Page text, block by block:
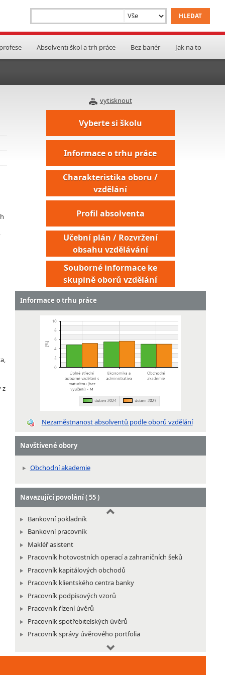
Absolventi škol a trh práce Bez bariér Jak na to
vytisknout
z
Vyberte si školu
Informace o trhu práce
Charakteristika oboru /
vzdělání
Profil absolventa
Učební plán / Rozvržení
obsahu vzdělávání
Souborné informace ke
skupině oborů vzdělání
Informace o trhu práce
Nezaměstnanost absolventů podle oborů vzdělání
Navštívené obory
Obchodní akademie
Navazující povolání ( 55 )
Administrátor pohřebiště
Bankovní pokladník
Bankovní pracovník
Makléř asistent
Pracovník hotovostních operací a zahraničních šeků
Pracovník kapitálových obchodů
Pracovník klientského centra banky
Pracovník podpisových vzorů
Pracovník řízení úvěrů
Pracovník spotřebitelských úvěrů
Pracovník správy úvěrového portfolia